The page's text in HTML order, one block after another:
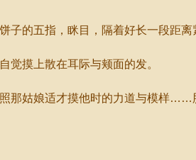
的五指，眯目，隔着好长一段距离
摸上散在耳际与颊面的发。
姑娘适才摸他时的力道与模样……